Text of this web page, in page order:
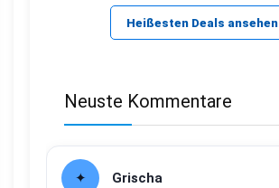
Heißesten Deals ansehen
Neuste Kommentare
Grischa